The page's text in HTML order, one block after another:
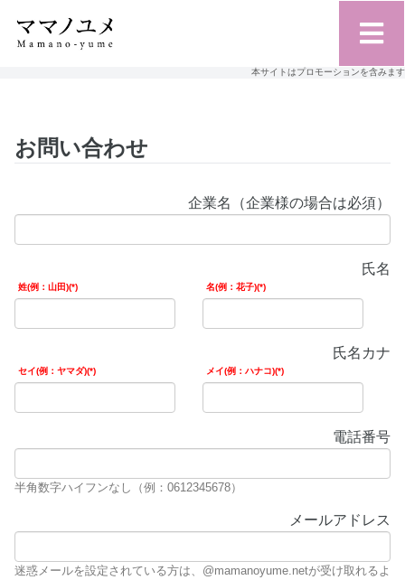
本サイトはプロモーションを含みます
お問い合わせ
企業名（企業様の場合は必須）
氏名
姓(例：山田) 名(例：花子)
氏名カナ
セイ(例：ヤマダ) メイ(例：ハナコ)
電話番号
半角数字ハイフンなし（例：0612345678）
メールアドレス
迷惑メールを設定されている方は、@mamanoyume.netが受け取れるよ